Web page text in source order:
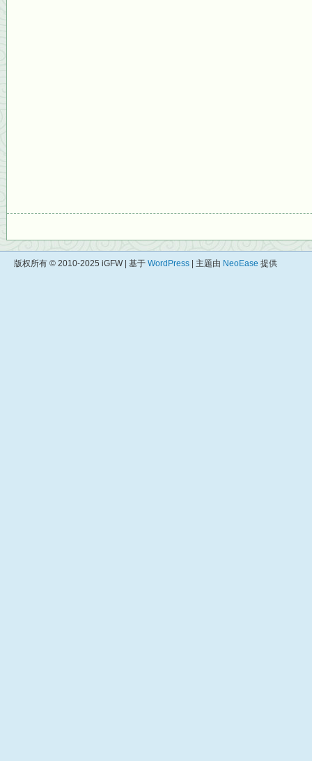
版权所有 © 2010-2025 iGFW | 基于 WordPress | 主题由 NeoEase 提供